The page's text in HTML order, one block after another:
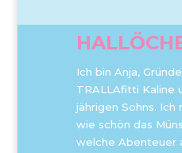
Ich bin Anja,
TRALLAfitti Kaline
jährigen Sohns.
wie schön das
welche Abenteuer